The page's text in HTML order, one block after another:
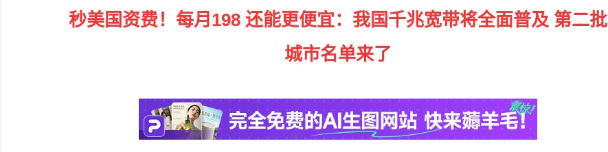
秒美国资费！每月198 还能更便宜：我国千兆宽带将全面普及 第二批
城市名单来了